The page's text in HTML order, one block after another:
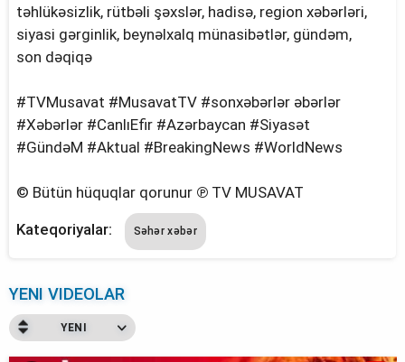
təhlükəsizlik, rütbəli şəxslər, hadisə, region xəbərləri,
siyasi gərginlik, beynəlxalq münasibətlər, gündəm,
son dəqiqə
#TVMusavat #MusavatTV #sonxəbərlər əbərlər
#Xəbərlər #CanlıEfir #Azərbaycan #Siyasət
#GündəM #Aktual #BreakingNews #WorldNews
© Bütün hüquqlar qorunur ℗ TV MUSAVAT
Kateqoriyalar: Səhər xəbər
YENI VIDEOLAR
YENI